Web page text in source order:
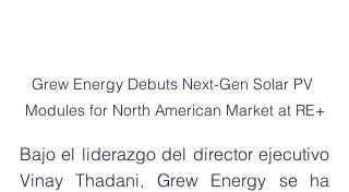
Grew Energy Debuts Next-Gen Solar PV
Modules for North American Market at RE+
Bajo el liderazgo del director ejecutivo
Vinay Thadani, Grew Energy se ha